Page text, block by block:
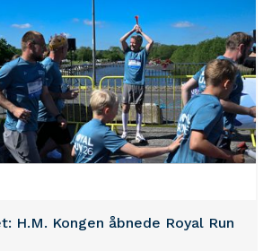
H.M. Kongen åbnede Royal Run